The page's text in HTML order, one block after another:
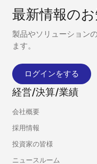
最新情報の
製品やソリューション
ます。
ログインをする
経営/決算/業績
会社概要
採用情報
投資家の皆様
ニュースルーム